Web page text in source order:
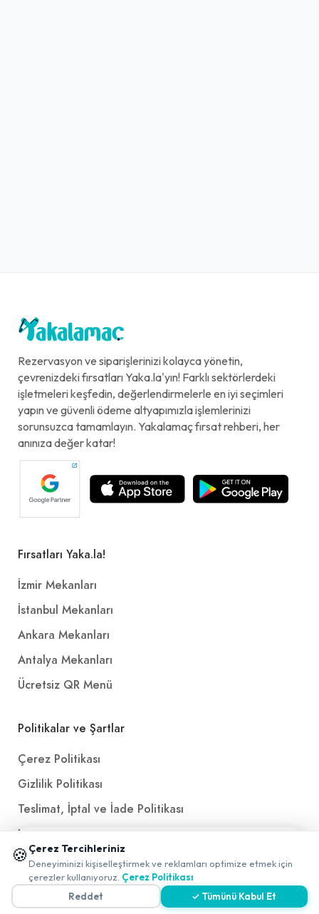
Rezervasyon ve siparişlerinizi kolayca yönetin,
çevrenizdeki fırsatları Yaka.la'yın! Farklı sektörlerdeki
işletmeleri keşfedin, değerlendirmelerle en iyi seçimleri
yapın ve güvenli ödeme altyapımızla işlemlerinizi
sorunsuzca tamamlayın. Yakalamaç fırsat rehberi, her
anınıza değer katar!
Fırsatları Yaka.la!
İzmir Mekanları
İstanbul Mekanları
Ankara Mekanları
Antalya Mekanları
Ücretsiz QR Menü
Politikalar ve Şartlar
Çerez Politikası
Gizlilik Politikası
Teslimat, İptal ve İade Politikası
Kullanım Koşulları ve Hizmet Politikası
KVKK Politikası
Kişisel Verileri Aydınlatma Metni
Referanslarımız
🍪 Çerez Tercihleriniz
Deneyiminizi kişiselleştirmek ve reklamları optimize etmek için
çerezler kullanıyoruz. Çerez Politikası
Reddet
✓ Tümünü Kabul Et
📱 Mobil uygulamamızı keşfedin!
✖